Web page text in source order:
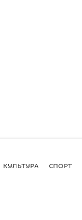
КУЛЬТУРА СПОРТ